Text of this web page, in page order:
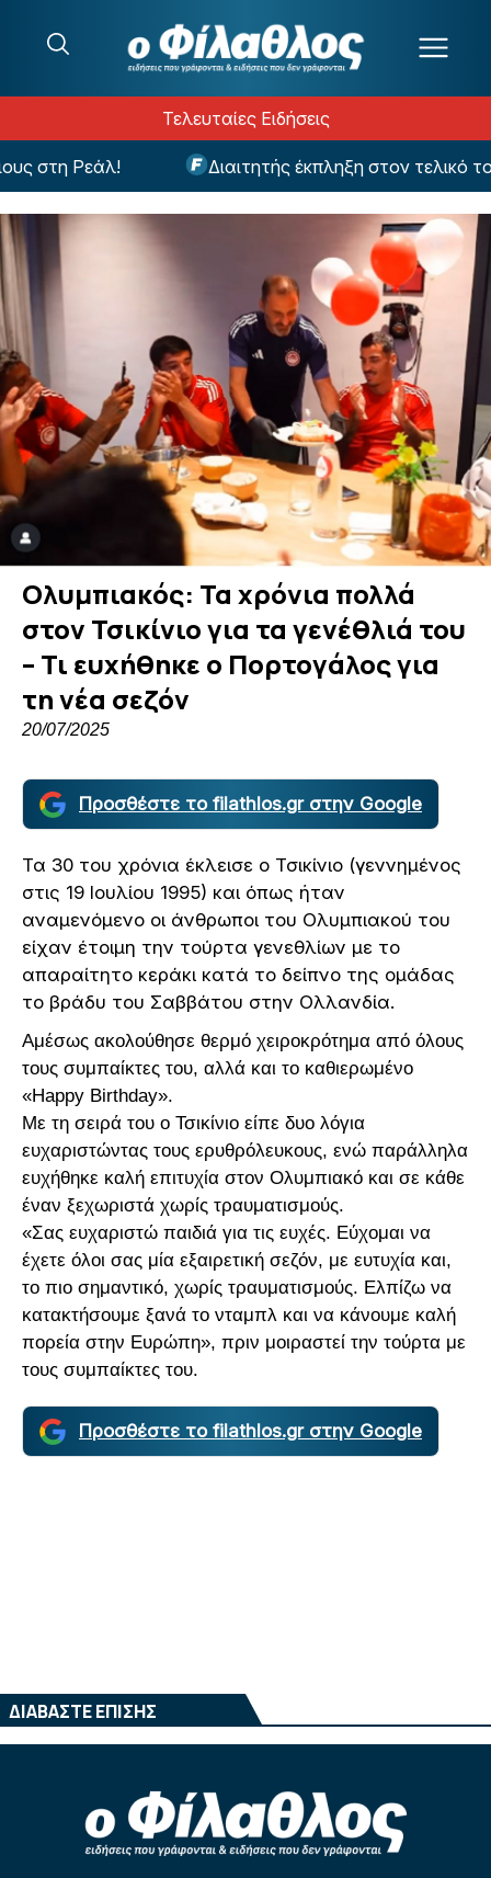
Τελευταίες Ειδήσεις
στη Ρεάλ! Διαιτητής έκπληξη στον τελικό
Ολυμπιακός: Τα χρόνια πολλά
στον Τσικίνιο για τα γενέθλιά του
– Τι ευχήθηκε ο Πορτογάλος για
τη νέα σεζόν
20/07/2025
Προσθέστε το filathlos.gr στην Google
Τα 30 του χρόνια έκλεισε ο Τσικίνιο (γεννημένος
στις 19 Ιουλίου 1995) και όπως ήταν
αναμενόμενο οι άνθρωποι του Ολυμπιακού του
είχαν έτοιμη την τούρτα γενεθλίων με το
απαραίτητο κεράκι κατά το δείπνο της ομάδας
το βράδυ του Σαββάτου στην Ολλανδία.
Αμέσως ακολούθησε θερμό χειροκρότημα από όλους
τους συμπαίκτες του, αλλά και το καθιερωμένο
«Happy Birthday».
Με τη σειρά του ο Τσικίνιο είπε δυο λόγια
ευχαριστώντας τους ερυθρόλευκους, ενώ παράλληλα
ευχήθηκε καλή επιτυχία στον Ολυμπιακό και σε κάθε
έναν ξεχωριστά χωρίς τραυματισμούς.
«Σας ευχαριστώ παιδιά για τις ευχές. Εύχομαι να
έχετε όλοι σας μία εξαιρετική σεζόν, με ευτυχία και,
το πιο σημαντικό, χωρίς τραυματισμούς. Ελπίζω να
κατακτήσουμε ξανά το νταμπλ και να κάνουμε καλή
πορεία στην Ευρώπη», πριν μοιραστεί την τούρτα με
τους συμπαίκτες του.
Προσθέστε το filathlos.gr στην Google
ΔΙΑΒΑΣΤΕ ΕΠΙΣΗΣ